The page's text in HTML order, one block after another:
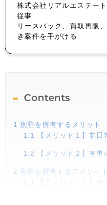
株式会社リアルエステー
従事
リースバック、買取再販
き案件を手がける
Contents
1
別荘を所有するメリット
1.1
【メリット１】非日
1.2 【メリット２】有事
2 別荘を所有するデメリット
2.1
【デメリット１】ロ